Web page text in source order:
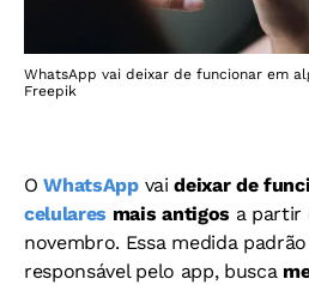
WhatsApp vai deixar de funcionar em
Freepik
OWhatsApp vaideixar de
celulares mais antigos a partir
novembro. Essa medida
responsável pelo app, busca